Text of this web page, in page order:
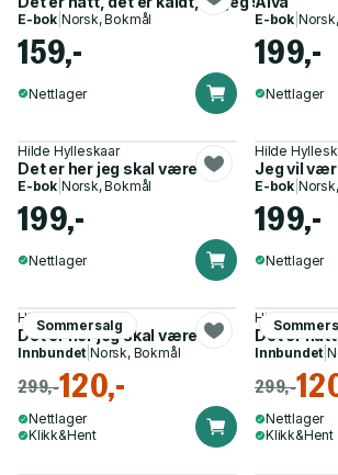
E-bok Norsk, Bokmål
159,-
Nettlager
E-bok
199,-
Nettlager
Hilde Hylleskaar
Det er her jeg skal være
E-bok Norsk, Bokmål
199,-
Nettlager
Hilde
Jeg vil
E-bok
199,-
Nettlager
Sommersalg
Hilde Hylleskaar
Det er her jeg skal være
Innbundet |Norsk, Bokmål
299,-120,-
Nettlager
Klikk&Hent
Hilde
Det er
Innbundet |
299,-
Nettlager
Klikk&Hent